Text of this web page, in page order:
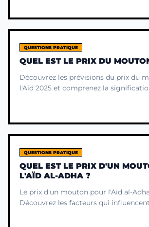
QUESTIONS PRATIQUE
QUEL EST LE PRIX DU
Découvrez les prévisions du prix du
l'Aïd 2025 et comprenez la
QUESTIONS PRATIQUE
QUEL EST LE PRIX D'UN
L'AÏD AL-ADHA ?
Le prix d'un mouton pour l'Aïd al-
Découvrez les facteurs qui